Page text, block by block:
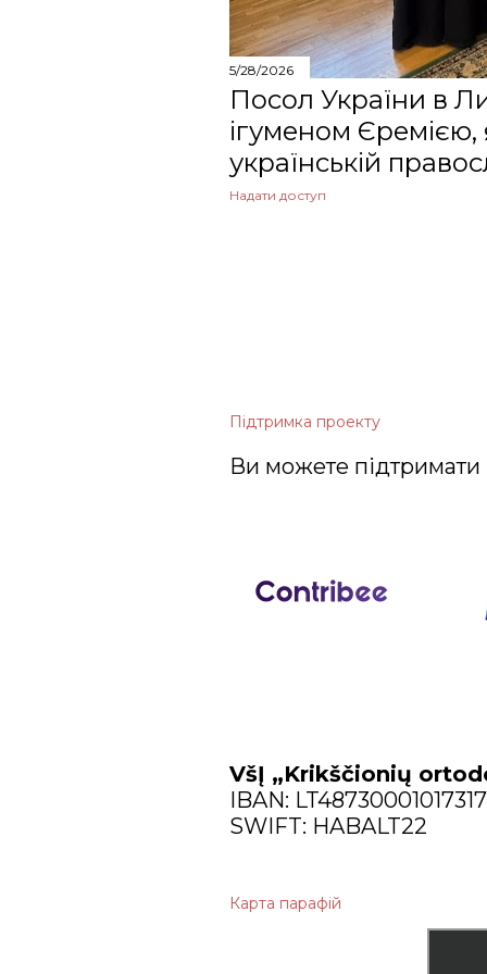
січня
2023
грудня
листопада
лютого
січня
листопада
травня
5/28/2026
Посол України в
ігуменом
українській
Надати доступ
Підтримка проекту
Ви можете
VšĮ „Krikščionių
IBAN:
SWIFT: HABALT22
Карта парафій